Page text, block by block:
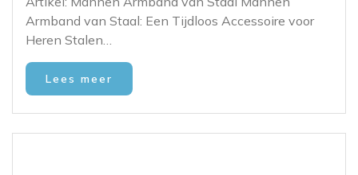
Armband van Staal: Een Tijdloos Accessoire voor
Heren Stalen…
Lees meer